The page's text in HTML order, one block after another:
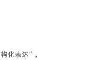
化表达”。